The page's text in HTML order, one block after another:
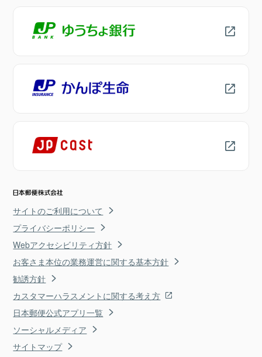
サイトのご利用について
プライバシーポリシー
Webアクセシビリティ方針
お客さま本位の業務運営に関する基本方針
勧誘方針
カスタマーハラスメントに関する考え方
日本郵便公式アプリ一覧
ソーシャルメディア
サイトマップ